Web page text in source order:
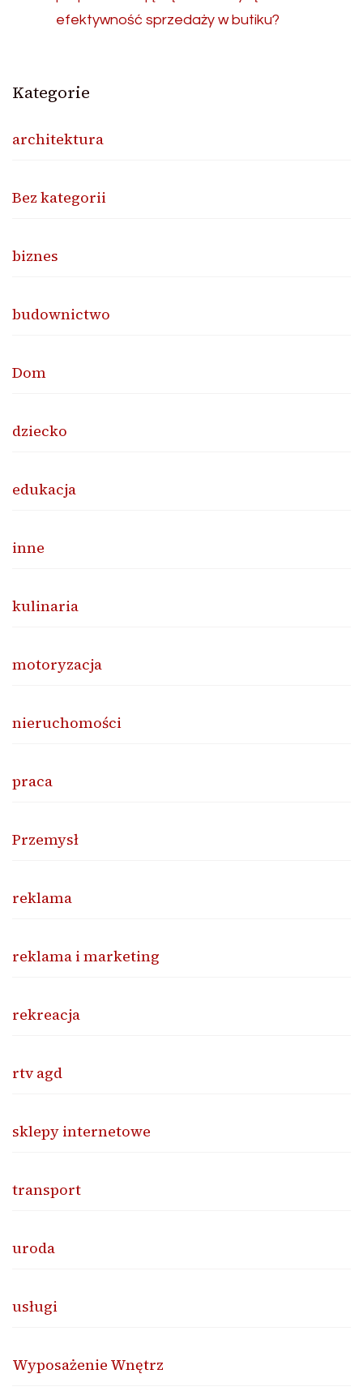
efektywność sprzedaży w butiku?
Kategorie
architektura
Bez kategorii
biznes
budownictwo
Dom
dziecko
edukacja
inne
kulinaria
motoryzacja
nieruchomości
praca
Przemysł
reklama
reklama i marketing
rekreacja
rtv agd
sklepy internetowe
transport
uroda
usługi
Wyposażenie Wnętrz